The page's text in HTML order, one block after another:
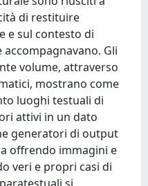
di restituire
e sul contesto di
Gli
volume, attraverso
mostrano come
luoghi testuali di
attivi in un dato
generatori di output
offrendo immagini e
veri e propri casi di